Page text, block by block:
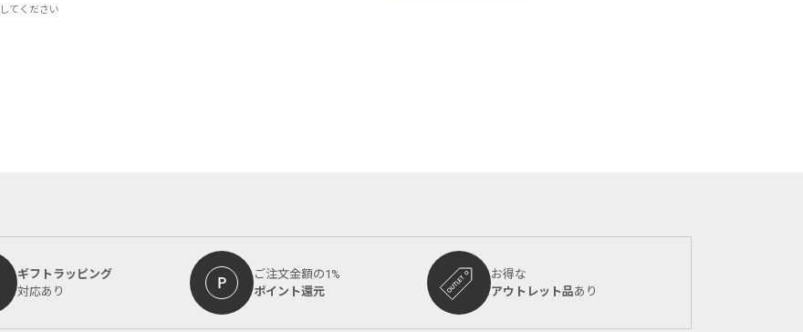
てください
ギフトラッピング
対応あり
ご注文金額の1%
ポイント還元
お得な
アウトレット品あり